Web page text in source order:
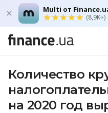
Multi от
(8,9K+)
Количество
на 2020 год